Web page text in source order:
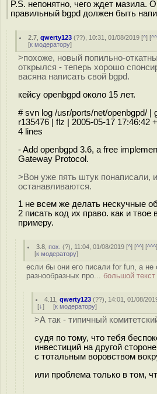
P.S. непонятно, чего ждет мазила.
правильный bgpd должен быть
2.7 ,qwerty123 (??), 10:31, 01/08/2019 [^] [^^
[к модератору]
>похоже, новый попильно-
открылся - теперь хорошо
васяна написать свой bgpd.
кейсу openbgpd около 15 лет.
# svn log /usr/ports/net/openbgpd/ |
r135476 | flz | 2005-05-17 17:46:42
4 lines
- Add openbgpd 3.6, a free
Gateway Protocol.
>Вон уже пять штук понаписали,
останавливаются.
1 не всем же делать нескучные
2 писать код их право. как и твое
примеру.
3.8 ,пох. (?), 11:04, 01/08/2019 [^] [^^] [^^^
[к модератору]
если бы они его писали for fun, а не
разнообразных про... большой текст
4.11 ,qwerty123 (??), 14:01, 01/08/
[↓] [к модератору]
>А так - типичный
судя по тому, что тебя
инвестиций на другой
с тотальным воровством
или проблема только в том,